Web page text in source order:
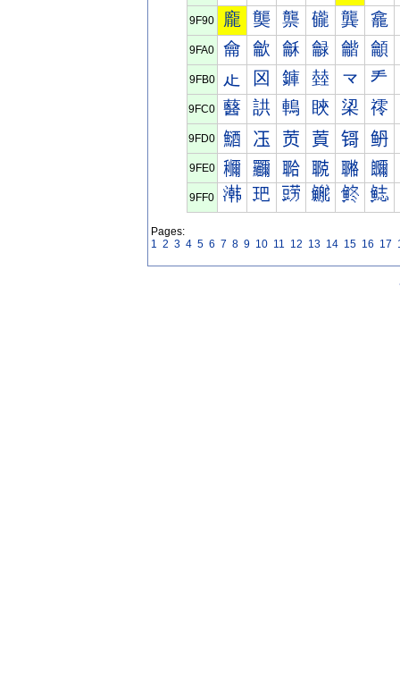
9F90 龐 龑 龒 龓 龔 龕
9FA0 龠 龡 龢 龣 龤 龥
9FB0 龰 龱 龲 龳 龴 龵
9FC0 鿀 鿁 鿂 鿃 鿄 鿅
9FD0 鿐 鿑 鿒 鿓 鿔 鿕
9FE0 鿠 鿡 鿢 鿣 鿤 鿥
9FF0 鿰 鿱 鿲 鿳 鿴 鿵
Pages:
1 2 3 4 5 6 7 8 9 10 11 12 13 14 15 16 17